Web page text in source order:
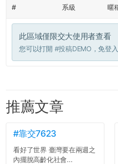
# 系級 暱
此區域僅限交大使用者查看
您可以打開 #投稿DEMO ，免登
推薦文章
#靠交7623
看好了世界 臺灣要在兩週之
內擺脫高齡化社會...